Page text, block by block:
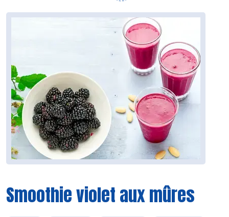
Smoothie violet aux mûres